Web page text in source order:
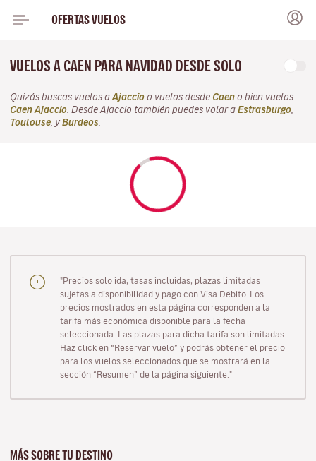
OFERTAS VUELOS
VUELOS A CAEN PARA NAVIDAD DESDE SOLO
Quizás buscas vuelos a Ajaccio o vuelos desde Caen o bien vuelos
Caen Ajaccio . Desde Ajaccio también puedes volar a Estrasburgo
Toulouse , y Burdeos
"Precios solo ida, tasas incluidas, plazas limitadas
sujetas a disponibilidad y pago con Visa Débito. Los
precios mostrados en esta página corresponden a la
tarifa más económica disponible para la fecha
seleccionada. Las plazas para dicha tarifa son limitadas.
Haz click en “Reservar vuelo” y podrás obtener el precio
para los vuelos seleccionados que se mostrará en la
sección “Resumen” de la página siguiente."
MÁS SOBRE TU DESTINO